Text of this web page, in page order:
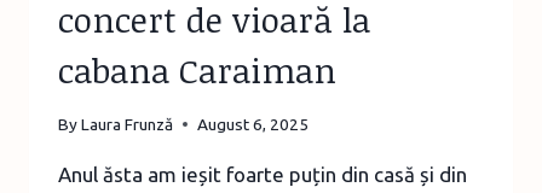
concert de vioară la
cabana Caraiman
ByLaura Frunză August 6, 2025
Anul ăsta am ieșit foarte puțin din casă și din